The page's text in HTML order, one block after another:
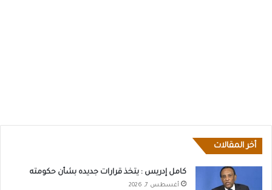
أخر المقالات
كامل إدريس : يتخذ قرارات جديده بشأن حكومته
أغسطس 7, 2026